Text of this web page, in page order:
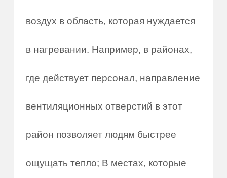
воздух в область, которая нуждается
в нагревании. Например, в районах,
где действует персонал, направление
вентиляционных отверстий в этот
район позволяет людям быстрее
ощущать тепло; В местах, которые